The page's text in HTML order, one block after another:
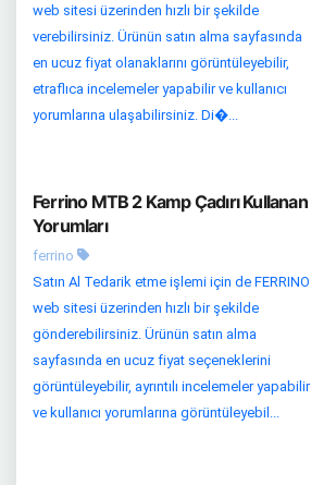
web sitesi üzerinden hızlı bir şekilde
verebilirsiniz. Ürünün satın alma sayfasında
en ucuz fiyat olanaklarını görüntüleyebilir,
etraflıca incelemeler yapabilir ve kullanıcı
yorumlarına ulaşabilirsiniz. Di�...
Ferrino MTB 2 Kamp Çadırı Kullanan
Yorumları
ferrino
Satın Al Tedarik etme işlemi için de FERRINO
web sitesi üzerinden hızlı bir şekilde
gönderebilirsiniz. Ürünün satın alma
sayfasında en ucuz fiyat seçeneklerini
görüntüleyebilir, ayrıntılı incelemeler yapabilir
ve kullanıcı yorumlarına görüntüleyebil...